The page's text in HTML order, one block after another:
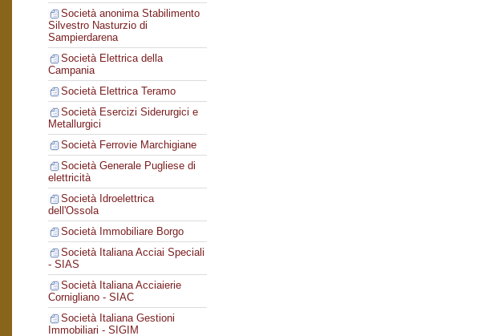
Società anonima Stabilimento
Silvestro Nasturzio di
Sampierdarena
Società Elettrica della
Campania
Società Elettrica Teramo
Società Esercizi Siderurgici e
Metallurgici
Società Ferrovie Marchigiane
Società Generale Pugliese di
elettricità
Società Idroelettrica
dell'Ossola
Società Immobiliare Borgo
Società Italiana Acciai Speciali
- SIAS
Società Italiana Acciaierie
Cornigliano - SIAC
Società Italiana Gestioni
Immobiliari - SIGIM